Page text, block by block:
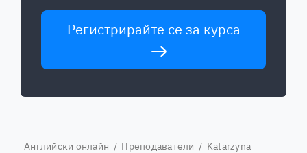
Регистрирайте се за курса
Английски онлайн / Преподаватели / Katarzyna